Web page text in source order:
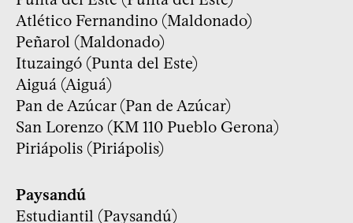
Atlético Fernandino (Maldonado)
Peñarol (Maldonado)
Ituzaingó (Punta del Este)
Aiguá (Aiguá)
Pan de Azúcar (Pan de Azúcar)
San Lorenzo (KM 110 Pueblo Gerona)
Piriápolis (Piriápolis)
Paysandú
Estudiantil (Paysandú)